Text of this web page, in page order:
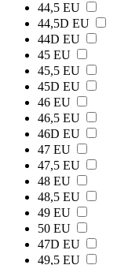
44,5 EU
44,5D EU
44D EU
45 EU
45,5 EU
45D EU
46 EU
46,5 EU
46D EU
47 EU
47,5 EU
48 EU
48,5 EU
49 EU
50 EU
47D EU
49,5 EU